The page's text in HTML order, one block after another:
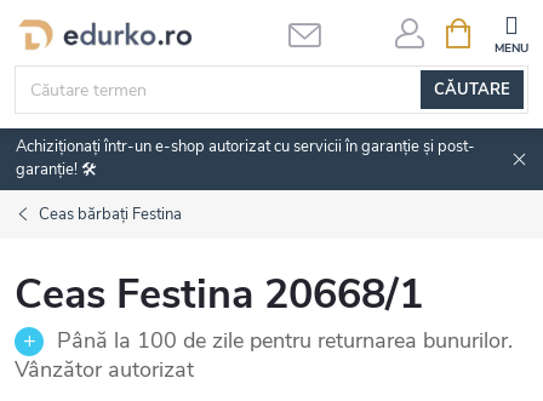
Treci
conținut
CĂUTARE
DE
Achiziționați într-un e-shop autorizat cu servicii în garanție și post-
garanție! 🛠️
Ceas bărbați Festina
Ceas Festina 20668/1
Până la 100 de zile pentru returnarea bunurilor.
Vânzător autorizat